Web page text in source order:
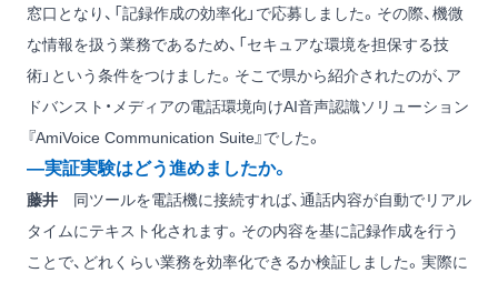
窓口となり、「記録作成の効率化」で応募しました。その際、機微
な情報を扱う業務であるため、「セキュアな環境を担保する技
術」という条件をつけました。そこで県から紹介されたのが、ア
ドバンスト・メディアの電話環境向けAI音声認識ソリューション
『AmiVoice Communication Suite』でした。
―実証実験はどう進めましたか。
藤井 同ツールを電話機に接続すれば、通話内容が自動でリアル
タイムにテキスト化されます。その内容を基に記録作成を行う
ことで、どれくらい業務を効率化できるか検証しました。実際に